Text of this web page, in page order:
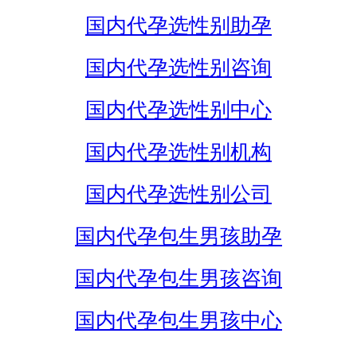
国内代孕选性别助孕
国内代孕选性别咨询
国内代孕选性别中心
国内代孕选性别机构
国内代孕选性别公司
国内代孕包生男孩助孕
国内代孕包生男孩咨询
国内代孕包生男孩中心